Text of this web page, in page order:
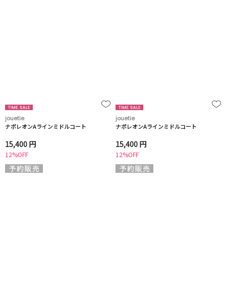
jouetie
ナポレオンAラインミドルコート
15,400 円
12%OFF
jouetie
ナポレオンAラインミドルコート
15,400 円
12%OFF